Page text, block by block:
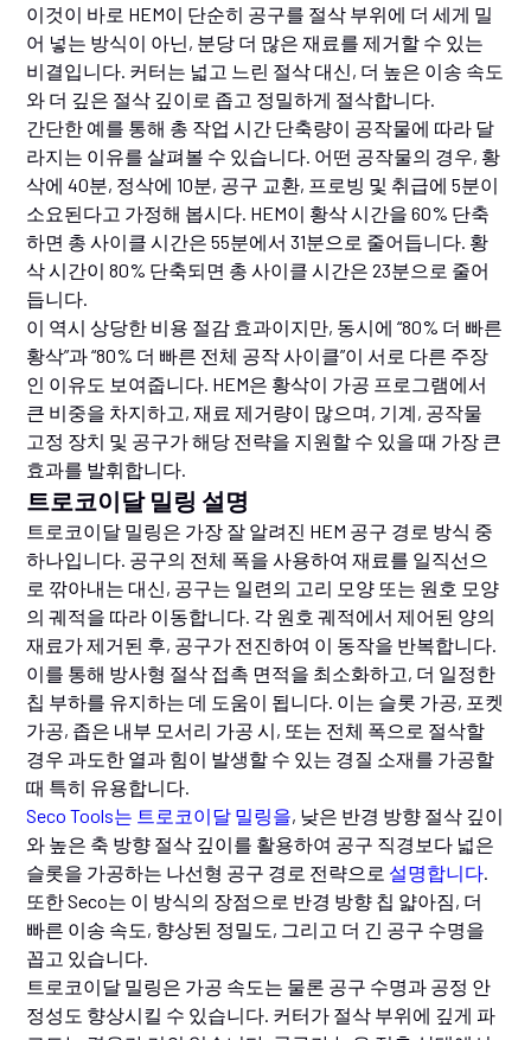
이것이 바로 HEM이 단순히 공구를 절삭 부위에 더 세게 밀
어 넣는 방식이 아닌, 분당 더 많은 재료를 제거할 수 있는
비결입니다. 커터는 넓고 느린 절삭 대신, 더 높은 이송 속도
와 더 깊은 절삭 깊이로 좁고 정밀하게 절삭합니다.
간단한 예를 통해 총 작업 시간 단축량이 공작물에 따라 달
라지는 이유를 살펴볼 수 있습니다. 어떤 공작물의 경우, 황
삭에 40분, 정삭에 10분, 공구 교환, 프로빙 및 취급에 5분이
소요된다고 가정해 봅시다. HEM이 황삭 시간을 60% 단축
하면 총 사이클 시간은 55분에서 31분으로 줄어듭니다. 황
삭 시간이 80% 단축되면 총 사이클 시간은 23분으로 줄어
듭니다.
이 역시 상당한 비용 절감 효과이지만, 동시에 “80% 더 빠른
황삭”과 “80% 더 빠른 전체 공작 사이클”이 서로 다른 주장
인 이유도 보여줍니다. HEM은 황삭이 가공 프로그램에서
큰 비중을 차지하고, 재료 제거량이 많으며, 기계, 공작물
고정 장치 및 공구가 해당 전략을 지원할 수 있을 때 가장 큰
효과를 발휘합니다.
트로코이달 밀링 설명
트로코이달 밀링은 가장 잘 알려진 HEM 공구 경로 방식 중
하나입니다. 공구의 전체 폭을 사용하여 재료를 일직선으
로 깎아내는 대신, 공구는 일련의 고리 모양 또는 원호 모양
의 궤적을 따라 이동합니다. 각 원호 궤적에서 제어된 양의
재료가 제거된 후, 공구가 전진하여 이 동작을 반복합니다.
이를 통해 방사형 절삭 접촉 면적을 최소화하고, 더 일정한
칩 부하를 유지하는 데 도움이 됩니다. 이는 슬롯 가공, 포켓
가공, 좁은 내부 모서리 가공 시, 또는 전체 폭으로 절삭할
경우 과도한 열과 힘이 발생할 수 있는 경질 소재를 가공할
때 특히 유용합니다.
Seco Tools는 트로코이달 밀링을, 낮은 반경 방향 절삭 깊이
와 높은 축 방향 절삭 깊이를 활용하여 공구 직경보다 넓은
슬롯을 가공하는 나선형 공구 경로 전략으로 설명합니다.
또한 Seco는 이 방식의 장점으로 반경 방향 칩 얇아짐, 더
빠른 이송 속도, 향상된 정밀도, 그리고 더 긴 공구 수명을
꼽고 있습니다.
트로코이달 밀링은 가공 속도는 물론 공구 수명과 공정 안
정성도 향상시킬 수 있습니다. 커터가 절삭 부위에 깊게 파